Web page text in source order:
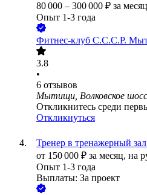
80 000 – 300 000 ₽ за
Опыт 1-3 года
Фитнес-клуб С.С.С.Р.
3.8
•
6 отзывов
Мытищи, Волковское
Откликнитесь среди
Откликнуться
Тренер в тренажерный
от 150 000 ₽ за месяц, на
Опыт 1-3 года
Выплаты: За проект